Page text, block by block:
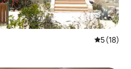
5 de uma
5 (18)